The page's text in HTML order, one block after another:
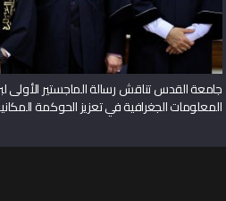
جامعة القدس تناقش رسالة الماجستير الأولى
المعلومات الجغرافية في تعزيز الحوكمة